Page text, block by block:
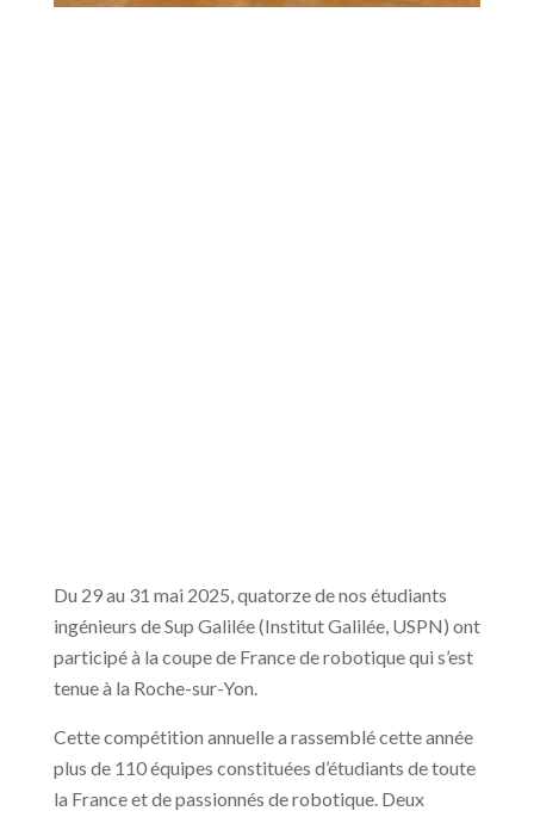
Du 29 au 31 mai 2025, quatorze de nos étudiants
ingénieurs de Sup Galilée (Institut Galilée, USPN) ont
participé à la coupe de France de robotique qui s’est
tenue à la Roche-sur-Yon.
Cette compétition annuelle a rassemblé cette année
plus de 110 équipes constituées d’étudiants de toute
la France et de passionnés de robotique. Deux